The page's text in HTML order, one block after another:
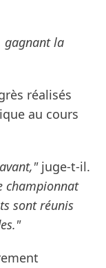
gagnant la
réalisés
au cours
juge-t-il.
championnat
sont réunis